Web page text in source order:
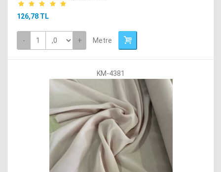
126,78 TL
- + Metre
KM-4381